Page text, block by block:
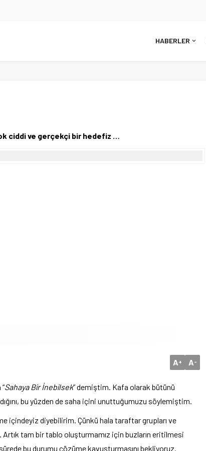
HABERLER
ciddi ve gerçekçi bir hedefiz …
A+ A-
Sahaya Bir İnebilsek” demiştim. Kafa olarak bütünü
bu yüzden de saha içini unuttuğumuzu söylemiştim.
içindeyiz diyebilirim. Çünkü hala taraftar grupları ve
tam bir tablo oluşturmamız için buzların eritilmesi
bu durumu çözüme kavuşturmasını bekliyoruz.